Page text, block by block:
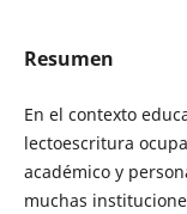
Resumen
En el contexto
lectoescritura
académico y
muchas